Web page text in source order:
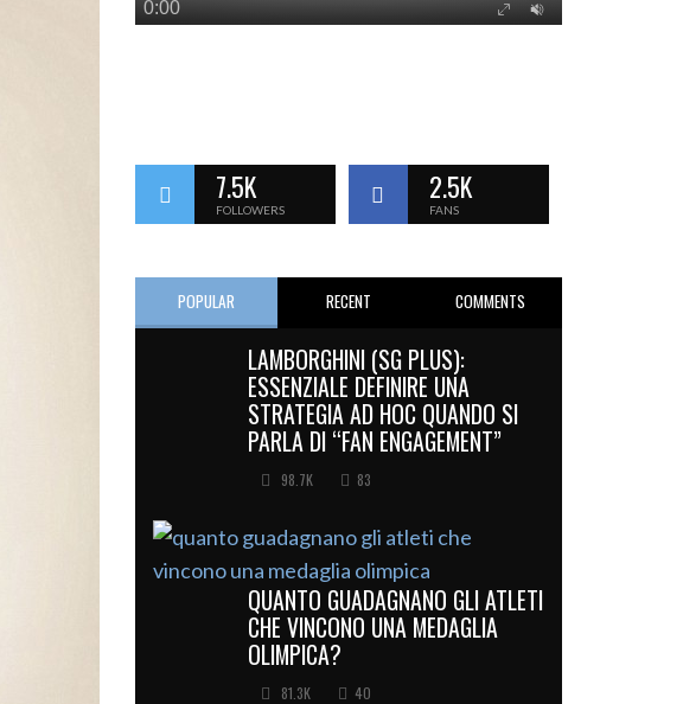
7.5K
FOLLOWERS
2.5K
FANS
POPULAR RECENT COMMENTS
LAMBORGHINI (SG PLUS):
ESSENZIALE DEFINIRE UNA
STRATEGIA AD HOC QUANDO SI
PARLA DI “FAN ENGAGEMENT”
98.7K 83
QUANTO GUADAGNANO GLI ATLETI
CHE VINCONO UNA MEDAGLIA
OLIMPICA?
81.3K 40